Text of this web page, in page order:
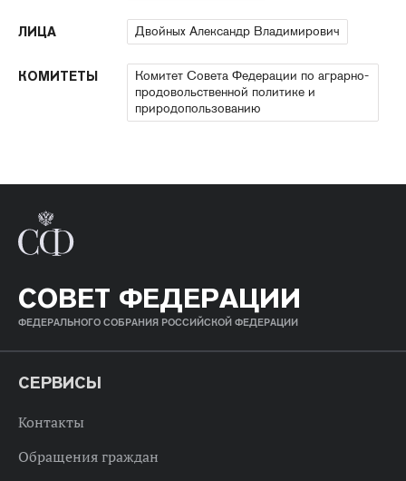
ЛИЦА Двойных Александр Владимирович
КОМИТЕТЫ
Комитет Совета Федерации по аграрно-
продовольственной политике и
природопользованию
СОВЕТ ФЕДЕРАЦИИ
ФЕДЕРАЛЬНОГО СОБРАНИЯ РОССИЙСКОЙ ФЕДЕРАЦИИ
СЕРВИСЫ
Контакты
Обращения граждан